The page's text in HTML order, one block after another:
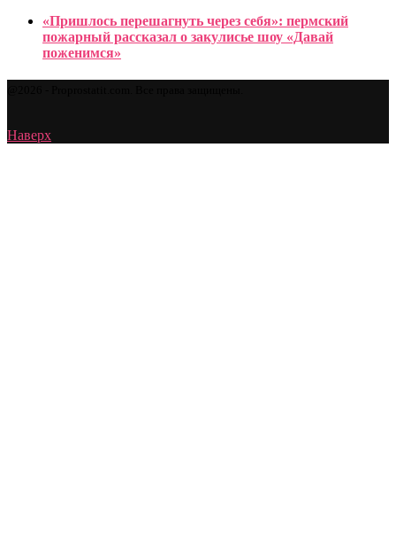
«Пришлось перешагнуть через себя»: пермский
пожарный рассказал о закулисье шоу «Давай
поженимся»
Наверх